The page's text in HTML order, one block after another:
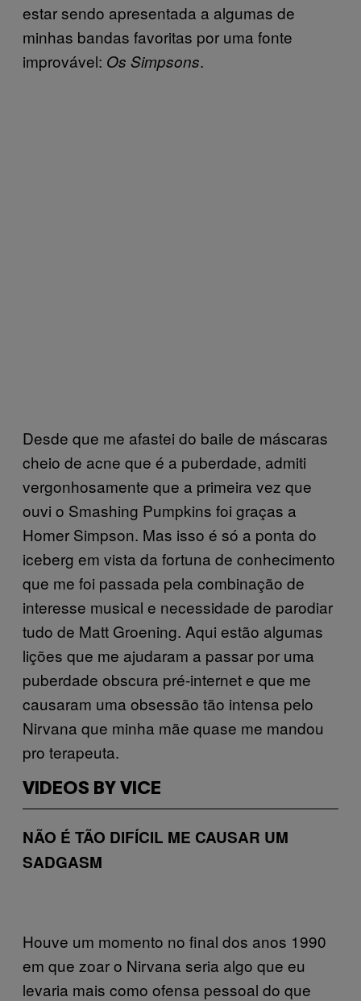
estar sendo apresentada a algumas de
minhas bandas favoritas por uma fonte
improvável: Os Simpsons.
Desde que me afastei do baile de máscaras
cheio de acne que é a puberdade, admiti
vergonhosamente que a primeira vez que
ouvi o Smashing Pumpkins foi graças a
Homer Simpson. Mas isso é só a ponta do
iceberg em vista da fortuna de conhecimento
que me foi passada pela combinação de
interesse musical e necessidade de parodiar
tudo de Matt Groening. Aqui estão algumas
lições que me ajudaram a passar por uma
puberdade obscura pré-internet e que me
causaram uma obsessão tão intensa pelo
Nirvana que minha mãe quase me mandou
pro terapeuta.
VIDEOS BY VICE
NÃO É TÃO DIFÍCIL ME CAUSAR UM
SADGASM
Houve um momento no final dos anos 1990
em que zoar o Nirvana seria algo que eu
levaria mais como ofensa pessoal do que